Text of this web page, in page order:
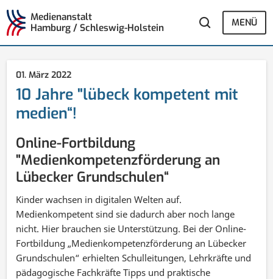
Medienanstalt
Hamburg / Schleswig-Holstein
MENÜ
01. März 2022
10 Jahre "lübeck kompetent mit
medien“!
Online-Fortbildung
"Medienkompetenzförderung an
Lübecker Grundschulen“
Kinder wachsen in digitalen Welten auf.
Medienkompetent sind sie dadurch aber noch lange
nicht. Hier brauchen sie Unterstützung. Bei der Online-
Fortbildung „Medienkompetenzförderung an Lübecker
Grundschulen“ erhielten Schulleitungen, Lehrkräfte und
pädagogische Fachkräfte Tipps und praktische